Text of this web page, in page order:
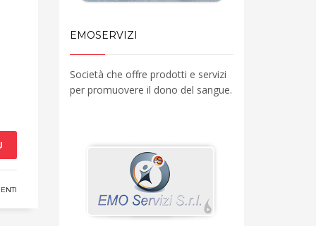
EMOSERVIZI
Società che offre prodotti e servizi
per promuovere il dono del sangue.